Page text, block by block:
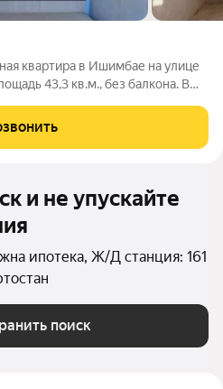
квартира в Ишимбае на улице
43,3 кв.м., без балкона. В
всей семьей. Санузел
и не упускайте
ипотека, Ж/Д станция: 161
поиск